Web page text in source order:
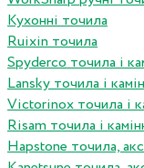
Кухонні точила
Ruixin точила
Spyderco точила і
Lansky точила і
Victorinox точила і
Risam точила і
Hapstone точила,